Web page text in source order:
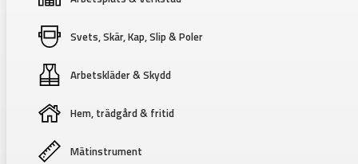
Svets, Skär, Kap, Slip & Poler
Arbetskläder & Skydd
Hem, trädgård & fritid
Mätinstrument